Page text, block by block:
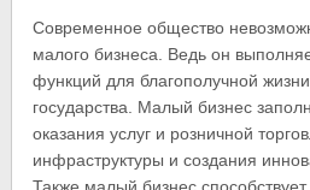
Современное общество
малого бизнеса. Ведь он
функций для благополучной
государства. Малый бизнес
оказания услуг и розничной
инфраструктуры и создания